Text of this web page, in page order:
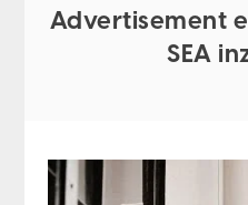
Advertisement
SEA